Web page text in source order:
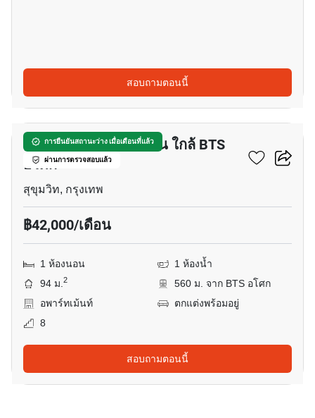
สอบถามตอนนี้
การยืนยันสถานะว่าง เมื่อเดือนที่แล้ว
ผ่านการตรวจสอบแล้ว
4
อพาร์ทเมนต์ 1-ห้องนอน ใกล้ BTS
อโศก
สุขุมวิท, กรุงเทพ
฿42,000/เดือน
1 ห้องนอน
1 ห้องน้ำ
94 ม.2
560 ม. จาก BTS อโศก
อพาร์ทเม้นท์
ตกแต่งพร้อมอยู่
8
สอบถามตอนนี้